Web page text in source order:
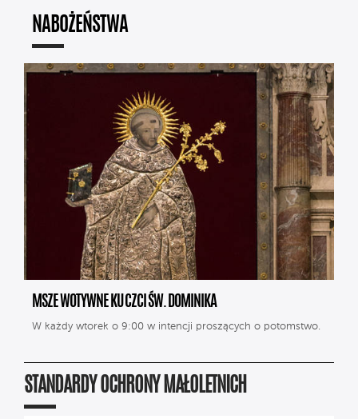
NABOŻEŃSTWA
MSZE WOTYWNE KU CZCI ŚW. DOMINIKA
W każdy wtorek o 9:00 w intencji proszących o potomstwo.
STANDARDY OCHRONY MAŁOLETNICH